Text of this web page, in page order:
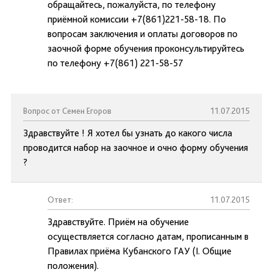
обращайтесь, пожалуйста, по телефону
приёмной комиссии +7(861)221-58-18. По
вопросам заключения и оплаты договоров по
заочной форме обучения проконсультируйтесь
по телефону +7(861) 221-58-57
Вопрос от Семен Егоров 11.07.2015
Здравствуйте ! Я хотел бы узнать до какого числа
проводится набор на заочное и очно форму обучения
?
Ответ: 11.07.2015
Здравствуйте. Приём на обучение
осуществляется согласно датам, прописанным в
Правилах приёма Кубанского ГАУ (I. Общие
положения).